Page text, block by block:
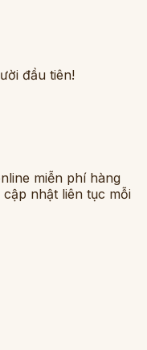
đầu tiên!
miễn phí hàng
nhật liên tục mỗi